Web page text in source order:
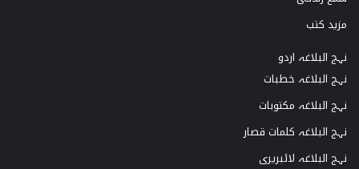
مزید کتب
نہج البلاغہ اردو
نہج البلاغہ خطبات
نہج البلاغہ مکتوبات
نہج البلاغہ کلمات قصار
نہج البلاغہ لائبریری